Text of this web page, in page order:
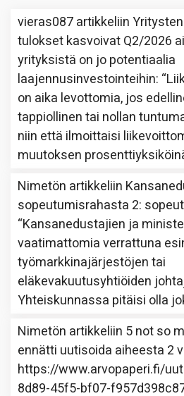
vieras087artikkeliin
tulokset kasvoivat Q2/2026
yrityksistä on jo potentiaalia
laajennusinvestointeihin: “
on aika levottomia, jos
tappiollinen tai nollan
niin että ilmoittaisi
muutoksen
Nimetön artikkeliin
sopeutumisrahasta 2:
“Kansanedustajien ja
vaatimattomia verrattuna
työmarkkinajärjestöjen tai
eläkevakuutusyhtiöiden
Yhteiskunnassa pitäisi olla
Nimetön artikkeliin 5 not so
ennätti uutisoida aiheesta 2
https://www.arvopaperi.fi/
8d89-45f5-bf07-